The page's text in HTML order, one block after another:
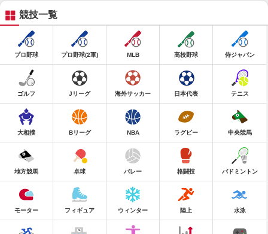
競技一覧
プロ野球 プロ野球(2軍) MLB 高校野球 侍ジャパン
ゴルフ Jリーグ 海外サッカー 日本代表 テニス
大相撲 Bリーグ NBA ラグビー 中央競馬
地方競馬 卓球 バレー 格闘技 バドミントン
モーター フィギュア ウィンター 陸上 水泳